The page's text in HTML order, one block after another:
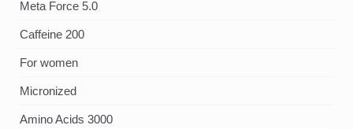
Meta Force 5.0
Caffeine 200
For women
Micronized
Amino Acids 3000